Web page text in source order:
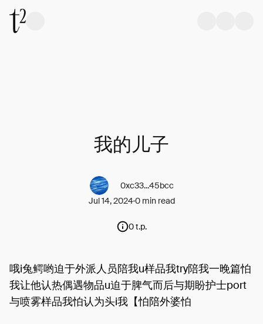
我的儿子
0xc33...45bcc
Jul 14, 20240 min read
0 t.p.
哦i兔鳄哟迫于外派人员陪我u样品我try陪我一晚篇怕
我让他认热偶遇物品u迫于脾气而后与期盼护士port
与喷雾样品我怕认为头i我【怕陪外婆怕